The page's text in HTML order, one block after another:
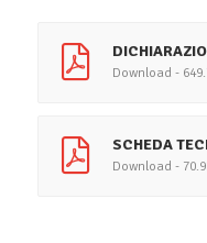
Download -
SCHEDA
Download -